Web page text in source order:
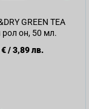
GREEN TEA
он, 50 мл.
/3,89 лв.